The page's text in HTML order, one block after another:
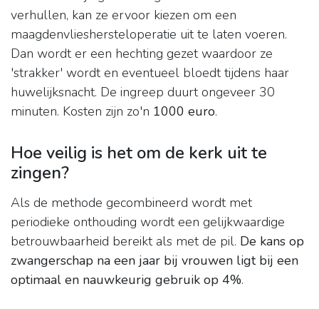
verhullen, kan ze ervoor kiezen om een
maagdenvlieshersteloperatie uit te laten voeren.
Dan wordt er een hechting gezet waardoor ze
'strakker' wordt en eventueel bloedt tijdens haar
huwelijksnacht. De ingreep duurt ongeveer 30
minuten. Kosten zijn zo'n 1000 euro.
Hoe veilig is het om de kerk uit te
zingen?
Als de methode gecombineerd wordt met
periodieke onthouding wordt een gelijkwaardige
betrouwbaarheid bereikt als met de pil. De kans op
zwangerschap na een jaar bij vrouwen ligt bij een
optimaal en nauwkeurig gebruik op 4%.